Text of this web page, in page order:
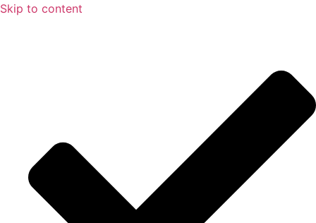
Skip to content